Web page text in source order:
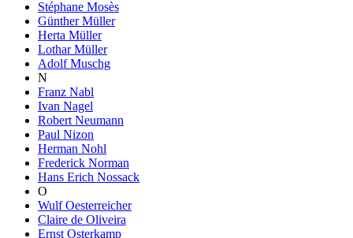
Stéphane Mosès
Günther Müller
Herta Müller
Lothar Müller
Adolf Muschg
N
Franz Nabl
Ivan Nagel
Robert Neumann
Paul Nizon
Herman Nohl
Frederick Norman
Hans Erich Nossack
O
Wulf Oesterreicher
Claire de Oliveira
Ernst Osterkamp